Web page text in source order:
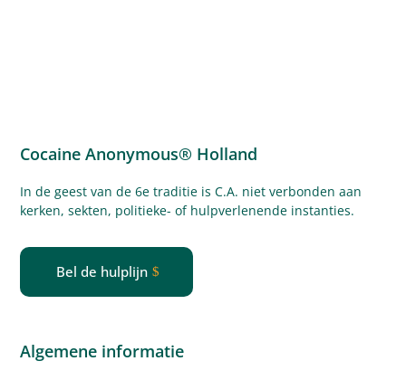
Cocaine Anonymous® Holland
In de geest van de 6e traditie is C.A. niet verbonden aan
kerken, sekten, politieke- of hulpverlenende instanties.
Bel de hulplijn
Algemene informatie